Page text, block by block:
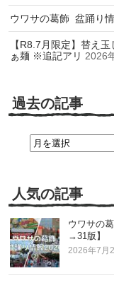
ウワサの葛飾 盆踊り
【R8.7月限定】替え
ぁ麺 ※追記アリ 2026
過去の記事
人気の記事
ウワサの
→31版】
2026年7月